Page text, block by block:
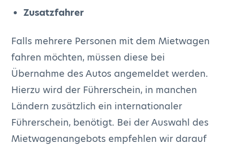
Zusatzfahrer
Falls mehrere Personen mit dem Mietwagen
fahren möchten, müssen diese bei
Übernahme des Autos angemeldet werden.
Hierzu wird der Führerschein, in manchen
Ländern zusätzlich ein internationaler
Führerschein, benötigt. Bei der Auswahl des
Mietwagenangebots empfehlen wir darauf